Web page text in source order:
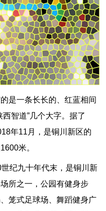
是一条长长的、红蓝相间
智道”几个大字。据了
年11月，是铜川新区的
米。
纪九十年代末，是铜川新
所之一，公园有健身步
笼式足球场、舞蹈健身广